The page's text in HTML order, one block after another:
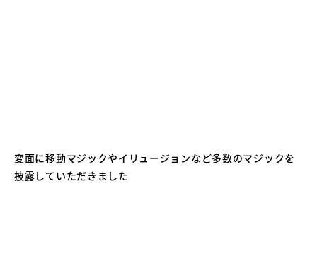
変面に移動マジックやイリュージョンなど多数のマジックを
披露していただきました